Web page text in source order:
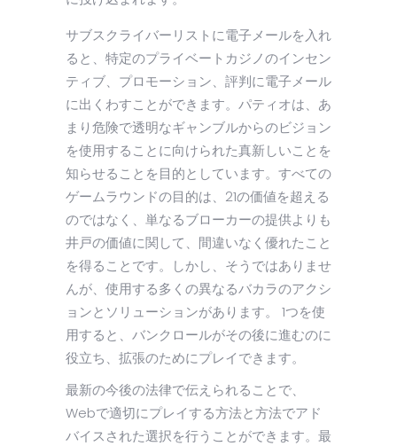
サブスクライバーリストに電子メールを入れ
ると、特定のプライベートカジノのインセン
ティブ、プロモーション、評判に電子メール
に出くわすことができます。パティオは、あ
まり危険で透明なギャンブルからのビジョン
を使用することに向けられた真新しいことを
知らせることを目的としています。すべての
ゲームラウンドの目的は、21の価値を超える
のではなく、単なるブローカーの提供よりも
井戸の価値に関して、間違いなく優れたこと
を得ることです。しかし、そうではありませ
んが、使用する多くの異なるバカラのアクシ
ョンとソリューションがあります。 1つを使
用すると、バンクロールがその後に進むのに
役立ち、拡張のためにプレイできます。
最新の今後の法律で伝えられることで、
Webで適切にプレイする方法と方法でアド
バイスされた選択を行うことができます。最